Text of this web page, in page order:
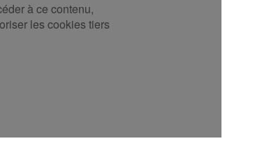
à ce contenu,
les cookies tiers